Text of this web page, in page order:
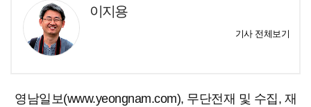
이지용
기사 전체보기
영남일보(www.yeongnam.com), 무단전재 및 수집, 재